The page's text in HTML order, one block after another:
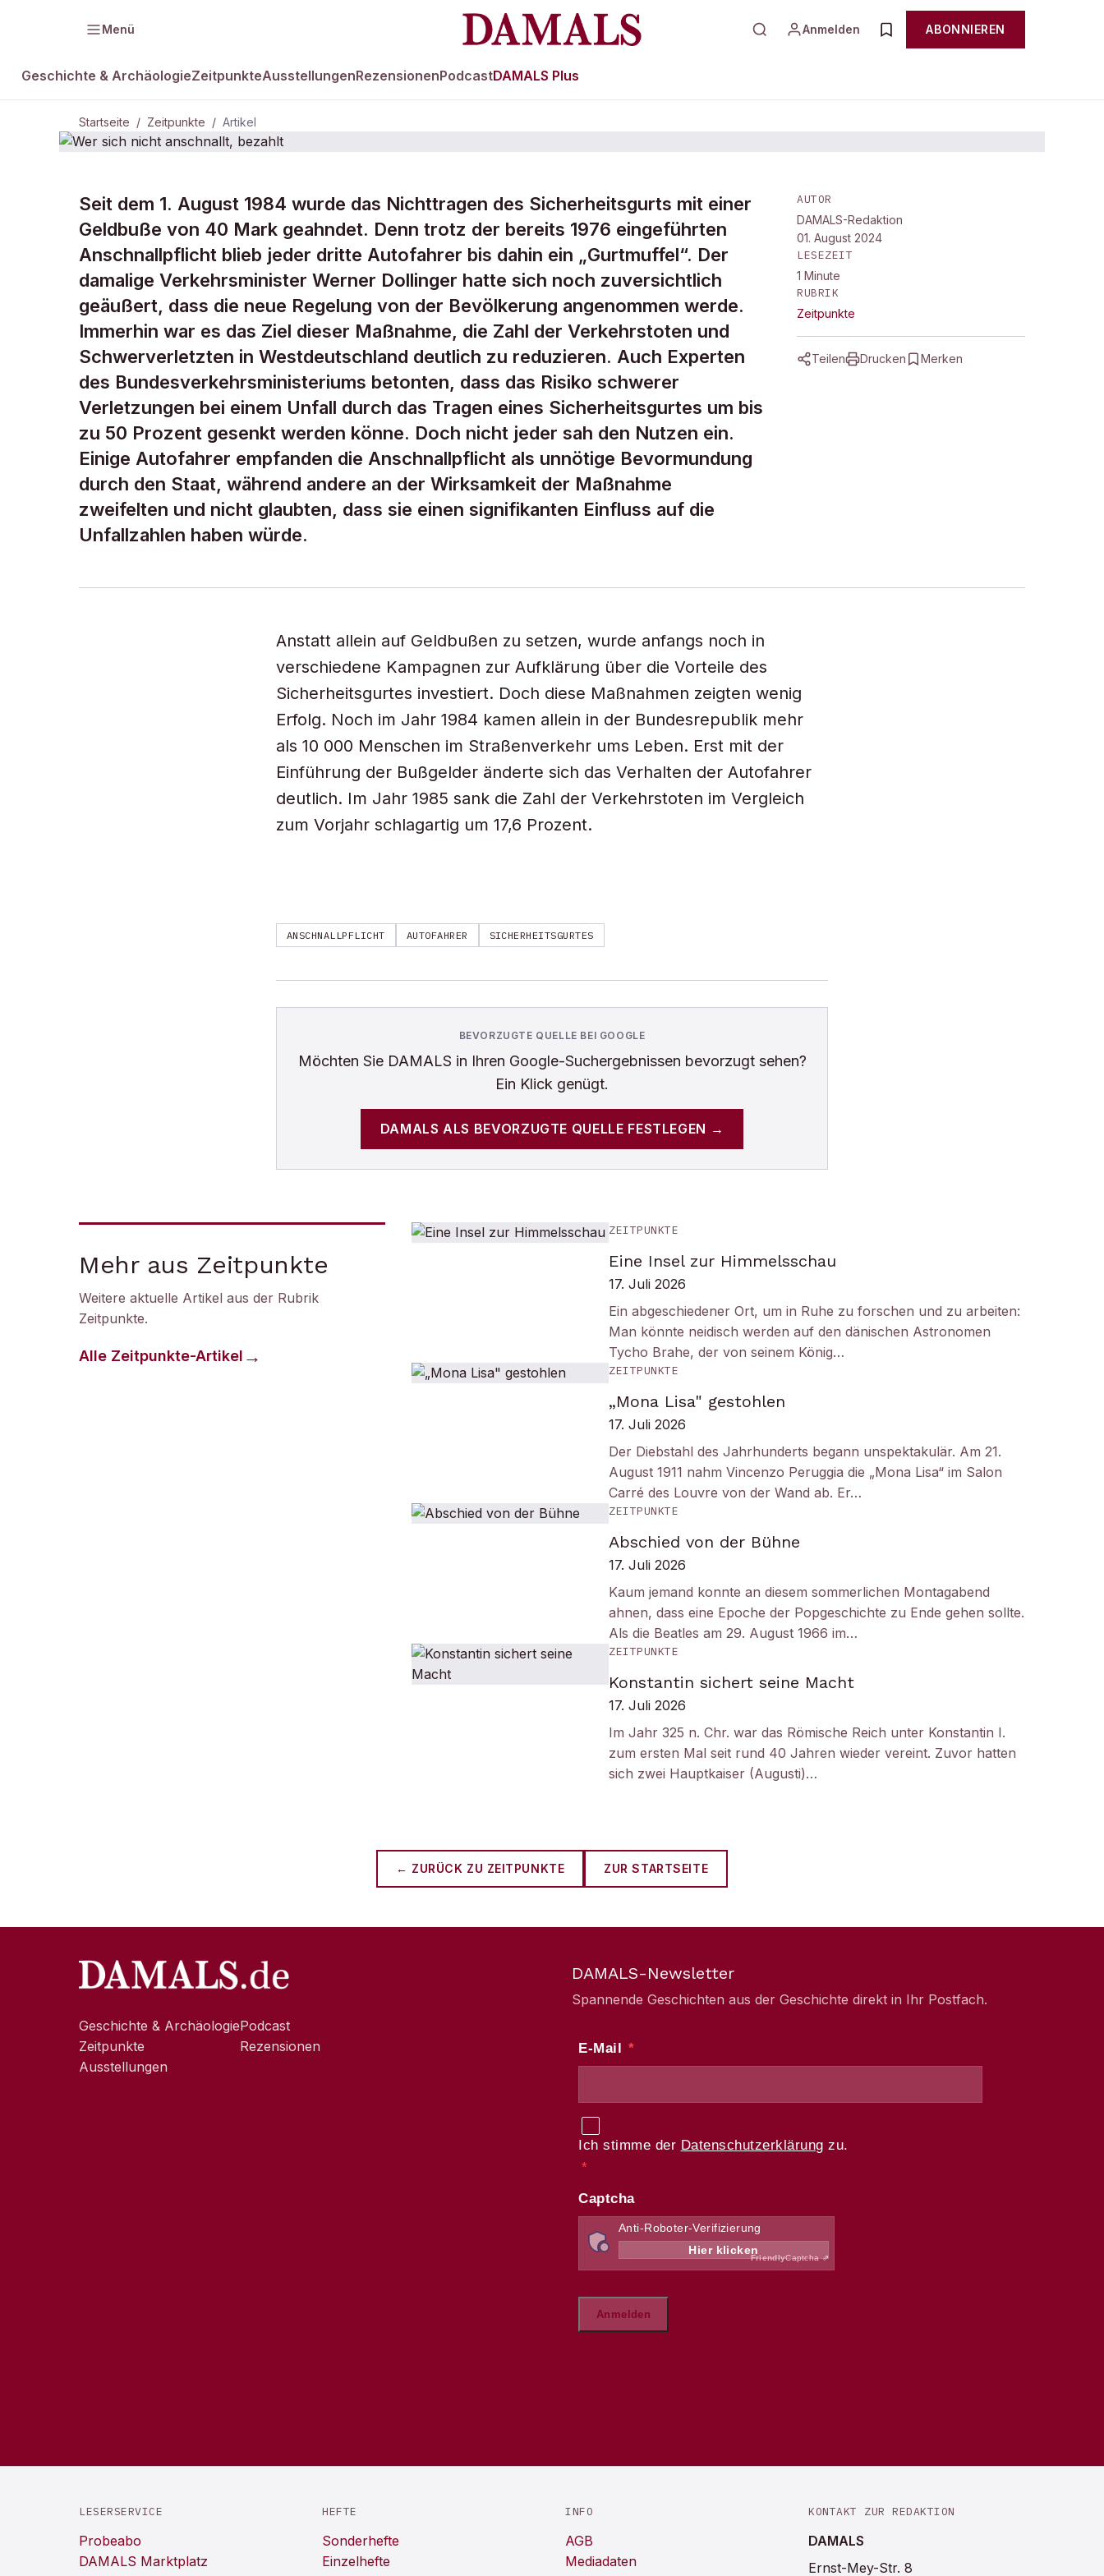
Menü Anmelden ABONNIEREN
Geschichte & ArchäologieZeitpunkteAusstellungenRezensionenPodcastDAMALS Plus
Startseite / Zeitpunkte / Artikel
ZEITPUNKTE · 1. AUGUST 1984
Wer sich nicht anschnallt,
bezahlt
Seit dem 1. August 1984 wurde das Nichttragen des Sicherheitsgurts mit einer
Geldbuße von 40 Mark geahndet. Denn trotz der bereits 1976 eingeführten
Anschnallpflicht blieb jeder dritte Autofahrer bis dahin ein „Gurtmuffel“. Der
damalige Verkehrsminister Werner Dollinger hatte sich noch zuversichtlich
geäußert, dass die neue Regelung von der Bevölkerung angenommen werde.
Immerhin war es das Ziel dieser Maßnahme, die Zahl der Verkehrstoten und
Schwerverletzten in Westdeutschland deutlich zu reduzieren. Auch Experten
des Bundesverkehrsministeriums betonten, dass das Risiko schwerer
Verletzungen bei einem Unfall durch das Tragen eines Sicherheitsgurtes um bis
zu 50 Prozent gesenkt werden könne. Doch nicht jeder sah den Nutzen ein.
Einige Autofahrer empfanden die Anschnallpflicht als unnötige Bevormundung
durch den Staat, während andere an der Wirksamkeit der Maßnahme
zweifelten und nicht glaubten, dass sie einen signifikanten Einfluss auf die
Unfallzahlen haben würde.
AUTOR
DAMALS-Redaktion
01. August 2024
LESEZEIT
1 Minute
RUBRIK
Zeitpunkte
Teilen Drucken Merken
Anstatt allein auf Geldbußen zu setzen, wurde anfangs noch in
verschiedene Kampagnen zur Aufklärung über die Vorteile des
Sicherheitsgurtes investiert. Doch diese Maßnahmen zeigten wenig
Erfolg. Noch im Jahr 1984 kamen allein in der Bundesrepublik mehr
als 10 000 Menschen im Straßenverkehr ums Leben. Erst mit der
Einführung der Bußgelder änderte sich das Verhalten der Autofahrer
deutlich. Im Jahr 1985 sank die Zahl der Verkehrstoten im Vergleich
zum Vorjahr schlagartig um 17,6 Prozent.
ANSCHNALLPFLICHT AUTOFAHRER SICHERHEITSGURTES
BEVORZUGTE QUELLE BEI GOOGLE
Möchten Sie DAMALS in Ihren Google-Suchergebnissen bevorzugt sehen?
Ein Klick genügt.
DAMALS ALS BEVORZUGTE QUELLE FESTLEGEN →
Mehr aus Zeitpunkte
Weitere aktuelle Artikel aus der Rubrik
Zeitpunkte.
Alle Zeitpunkte-Artikel
ZEITPUNKTE
Eine Insel zur Himmelsschau
17. Juli 2026
Ein abgeschiedener Ort, um in Ruhe zu forschen und zu arbeiten:
Man könnte neidisch werden auf den dänischen Astronomen
Tycho Brahe, der von seinem König…
ZEITPUNKTE
„Mona Lisa" gestohlen
17. Juli 2026
Der Diebstahl des Jahrhunderts begann unspektakulär. Am 21.
August 1911 nahm Vincenzo Peruggia die „Mona Lisa“ im Salon
Carré des Louvre von der Wand ab. Er…
ZEITPUNKTE
Abschied von der Bühne
17. Juli 2026
Kaum jemand konnte an diesem sommerlichen Montagabend
ahnen, dass eine Epoche der Popgeschichte zu Ende gehen sollte.
Als die Beatles am 29. August 1966 im…
ZEITPUNKTE
Konstantin sichert seine Macht
17. Juli 2026
Im Jahr 325 n. Chr. war das Römische Reich unter Konstantin I.
zum ersten Mal seit rund 40 Jahren wieder vereint. Zuvor hatten
sich zwei Hauptkaiser (Augusti)…
← ZURÜCK ZU ZEITPUNKTE ZUR STARTSEITE
Geschichte & Archäologie
Zeitpunkte
Ausstellungen
Podcast
Rezensionen
DAMALS-Newsletter
Spannende Geschichten aus der Geschichte direkt in Ihr Postfach.
LESERSERVICE
Probeabo
DAMALS Marktplatz
HEFTE
Sonderhefte
Einzelhefte
INFO
AGB
Mediadaten
KONTAKT ZUR REDAKTION
DAMALS
Ernst-Mey-Str. 8